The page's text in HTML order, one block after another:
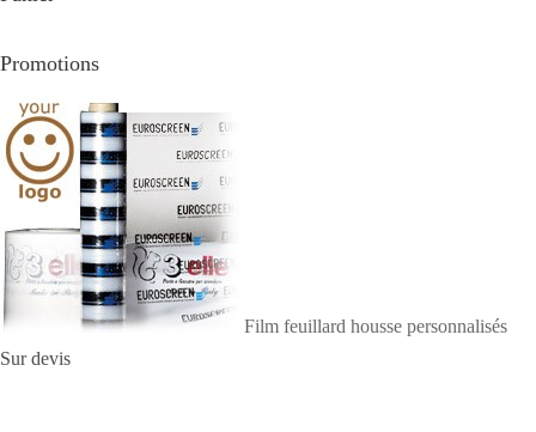
Promotions
Film feuillard housse personnalisés
Sur devis